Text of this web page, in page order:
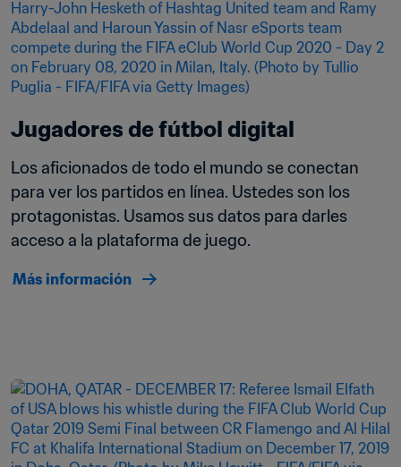
Jugadores de fútbol digital
Los aficionados de todo el mundo se conectan
para ver los partidos en línea. Ustedes son los
protagonistas. Usamos sus datos para darles
acceso a la plataforma de juego.
Más información